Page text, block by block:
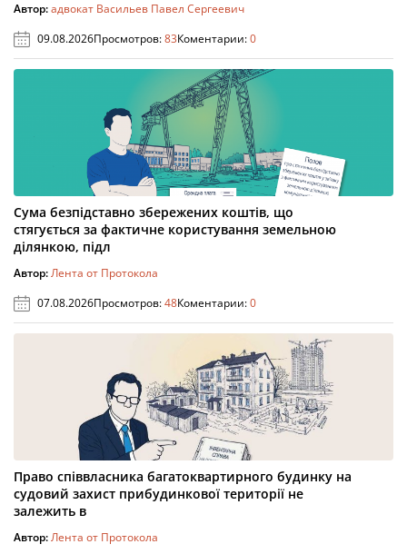
Автор:адвокат Васильев Павел Сергеевич
09.08.2026Просмотров:83Коментарии:0
Сума безпідставно збережених коштів, що
стягується за фактичне користування земельною
ділянкою, підл
Автор:Лента от Протокола
07.08.2026Просмотров:48Коментарии:0
Право співвласника багатоквартирного будинку на
судовий захист прибудинкової території не
залежить в
Автор:Лента от Протокола